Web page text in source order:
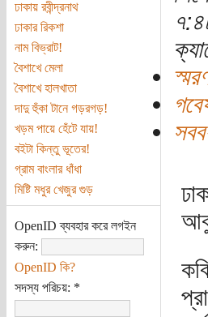
ঢাকায় রবীন্দ্রনাথ
ঢাকার রিকশা
নাম বিভ্রাট!
বৈশাখে মেলা
বৈশাখে হালখাতা
দাদু হুঁকা টানে গড়রগড়!
খড়ম পায়ে হেঁটে যায়!
বইটা কিন্তু ভূতের!
গ্রাম বাংলার ধাঁধা
মিষ্টি মধুর খেজুর গুড়
OpenID ব্যবহার করে লগইন
করুন:
OpenID কি?
সদস্য পরিচয়: *